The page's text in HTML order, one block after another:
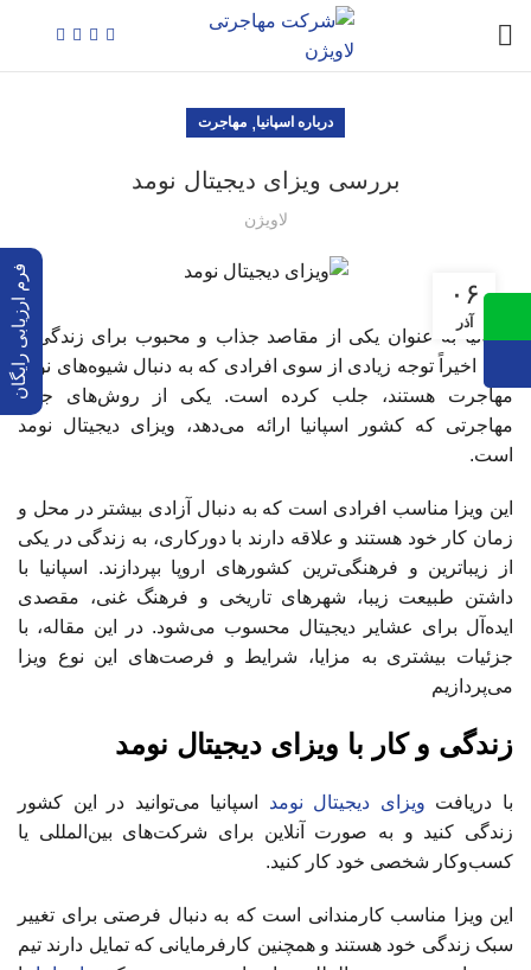
درباره اسپانیا, مهاجرت
بررسی ویزای دیجیتال نومد
لاویژن
۰۶
آذر
اسپانیا به عنوان یکی از مقاصد جذاب و محبوب برای زندگی و
کار، اخیراً توجه زیادی از سوی افرادی که به دنبال شیوه‌های نوین
مهاجرت هستند، جلب کرده است. یکی از روش‌های جدید
مهاجرتی که کشور اسپانیا ارائه می‌دهد، ویزای دیجیتال نومد
است.
این ویزا مناسب افرادی است که به دنبال آزادی بیشتر در محل و
زمان کار خود هستند و علاقه دارند با دورکاری، به زندگی در یکی
از زیباترین و فرهنگی‌ترین کشورهای اروپا بپردازند. اسپانیا با
داشتن طبیعت زیبا، شهرهای تاریخی و فرهنگ غنی، مقصدی
ایده‌آل برای عشایر دیجیتال محسوب می‌شود. در این مقاله، با
جزئیات بیشتری به مزایا، شرایط و فرصت‌های این نوع ویزا
می‌پردازیم
زندگی و کار با ویزای دیجیتال نومد
با دریافت ویزای دیجیتال نومد اسپانیا می‌توانید در این کشور
زندگی کنید و به صورت آنلاین برای شرکت‌های بین‌المللی یا
کسب‌وکار شخصی خود کار کنید.
این ویزا مناسب کارمندانی است که به دنبال فرصتی برای تغییر
سبک زندگی خود هستند و همچنین کارفرمایانی که تمایل دارند تیم
فرم ارزیابی رایگان